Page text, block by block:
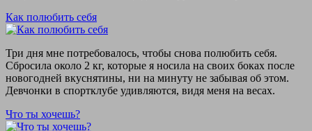
Как полюбить себя
Три дня мне потребовалось, чтобы снова полюбить себя.
Сбросила около 2 кг, которые я носила на своих боках после
новогодней вкуснятины, ни на минуту не забывая об этом.
Девчонки в спортклубе удивляются, видя меня на весах.
Что ты хочешь?